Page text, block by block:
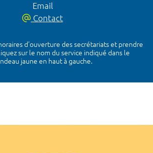
Email
Contact
d’ouverture des secrétariats et prendre
sur le nom du service indiqué dans le
jaune en haut à gauche.